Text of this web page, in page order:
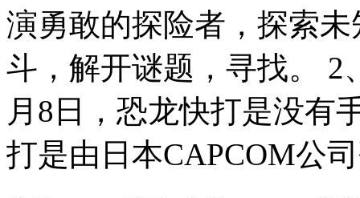
演勇敢的探险者，探索
斗，解开谜题，寻找。 2
月8日，恐龙快打是没有
打是由日本CAPCOM公